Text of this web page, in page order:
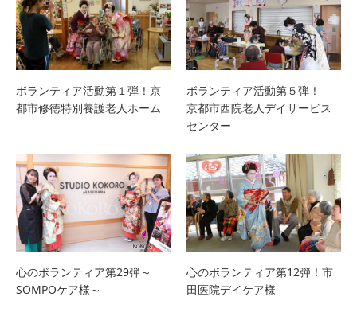
ボランティア活動第１弾！京
都市修徳特別養護老人ホーム
ボランティア活動第５弾！
京都市西院老人デイサービス
センター
心のボランティア第29弾～
SOMPOケア様～
心のボランティア第12弾！市
田医院デイケア様